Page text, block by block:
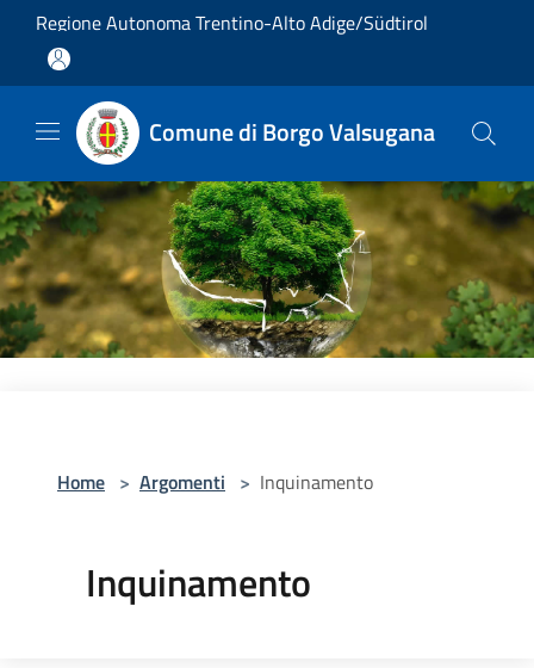
Salta al contenuto principale
Regione Autonoma Trentino-Alto Adige/Südtirol
Comune di Borgo Valsugana
Home > Argomenti > Inquinamento
Inquinamento